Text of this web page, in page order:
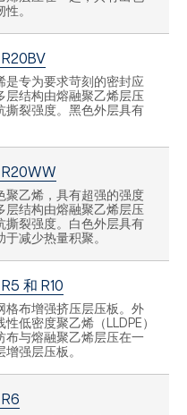
。
是专为要求苛刻的密封应
层结构由熔融聚乙烯层压
撕裂强度。黑色外层具有
R20WW
聚乙烯，具有超强的强度
层结构由熔融聚乙烯层压
撕裂强度。白色外层具有
减少热量积聚。
和 R10
格布增强挤压层压板。外
低密度聚乙烯（LLDPE）
布与熔融聚乙烯层压在一
强层压板。